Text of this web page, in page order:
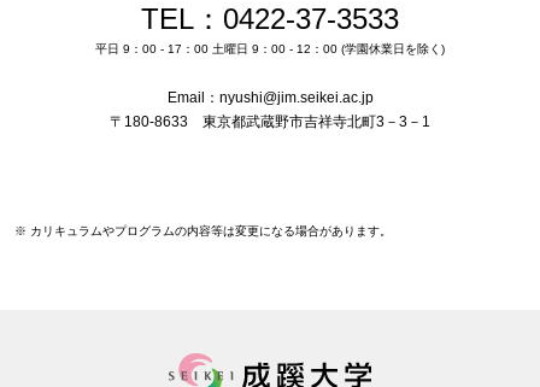
TEL：0422-37-3533
平日 9：00 - 17：00 土曜日 9：00 - 12：00 (学園休業日を除く)
Email：nyushi@jim.seikei.ac.jp
〒180-8633 東京都武蔵野市吉祥寺北町3－3－1
※ カリキュラムやプログラムの内容等は変更になる場合があります。